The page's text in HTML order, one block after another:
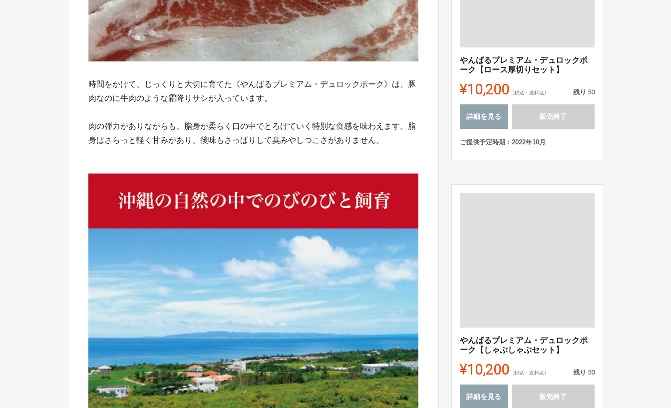
時間をかけて、じっくりと大切に育てた《やんばるプレミアム・デュロックポーク》は、豚
肉なのに牛肉のような霜降りサシが入っています。
肉の弾力がありながらも、脂身が柔らく口の中でとろけていく特別な食感を味わえます。脂
身はさらっと軽く甘みがあり、後味もさっぱりして臭みやしつこさがありません。
やんばるプレミアム・デュロックポ
ーク【ロース厚切りセット】
¥10,200 (税込・送料込) 残り 50
詳細を見る 販売終了
ご提供予定時期：2022年10月
やんばるプレミアム・デュロックポ
ーク【しゃぶしゃぶセット】
¥10,200 (税込・送料込) 残り 50
詳細を見る 販売終了